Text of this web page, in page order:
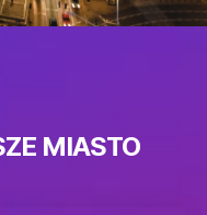
MIASTO